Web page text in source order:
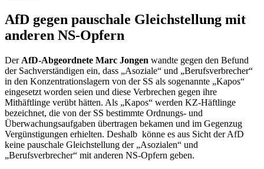
AfD gegen pauschale Gleichstellung mit
anderen NS-Opfern
Der AfD-Abgeordnete Marc Jongen wandte gegen den Befund
der Sachverständigen ein, dass „Asoziale“ und „Berufsverbrecher“
in den Konzentrationslagern von der SS als sogenannte „Kapos“
eingesetzt worden seien und diese Verbrechen gegen ihre
Mithäftlinge verübt hätten. Als „Kapos“ werden KZ-Häftlinge
bezeichnet, die von der SS bestimmte Ordnungs- und
Überwachungsaufgaben übertragen bekamen und im Gegenzug
Vergünstigungen erhielten. Deshalb könne es aus Sicht der AfD
keine pauschale Gleichstellung der „Asozialen“ und
„Berufsverbrecher“ mit anderen NS-Opfern geben.